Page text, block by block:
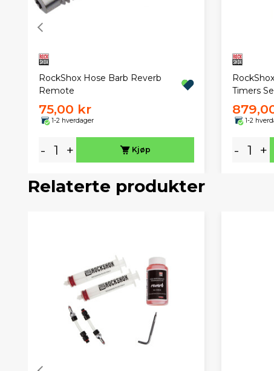
RockShox Hose Barb Reverb
Remote
75,00 kr
1-2 hverdager
- + Kjøp
Timers
1-2
- +
Relaterte produkter